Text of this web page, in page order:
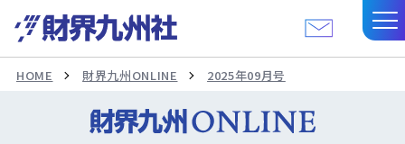
HOME 財界九州ONLINE 2025年09月号